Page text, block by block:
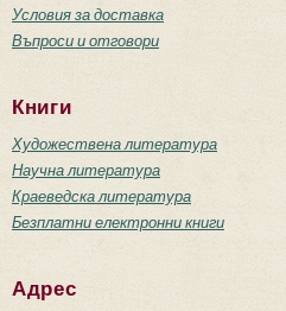
Условия за доставка
Въпроси и отговори
Книги
Художествена литература
Научна литература
Краеведска литература
Безплатни електронни книги
Адрес